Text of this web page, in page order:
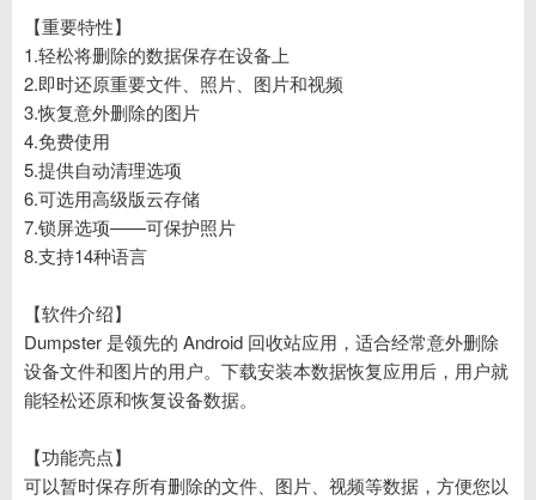
【重要特性】
1.轻松将删除的数据保存在设备上
2.即时还原重要文件、照片、图片和视频
3.恢复意外删除的图片
4.免费使用
5.提供自动清理选项
6.可选用高级版云存储
7.锁屏选项——可保护照片
8.支持14种语言
【软件介绍】
Dumpster 是领先的 Android 回收站应用，适合经常意外删除
设备文件和图片的用户。下载安装本数据恢复应用后，用户就
能轻松还原和恢复设备数据。
【功能亮点】
可以暂时保存所有删除的文件、图片、视频等数据，方便您以